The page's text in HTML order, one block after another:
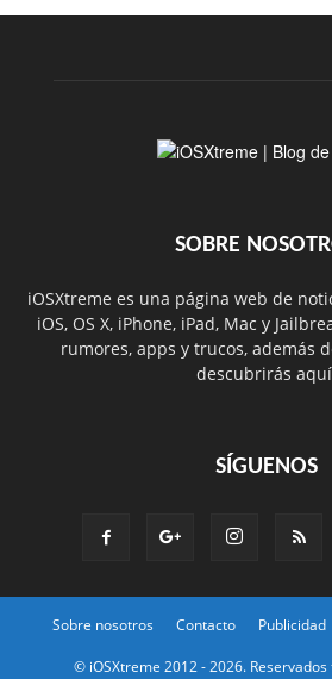
SOBRE
iOSXtreme es una página web de
iOS, OS X, iPhone, iPad, Mac y
rumores, apps y trucos, además
descubrirás
SÍGUENOS
Sobre nosotros Contacto Publicidad
© iOSXtreme 2012 -2026.